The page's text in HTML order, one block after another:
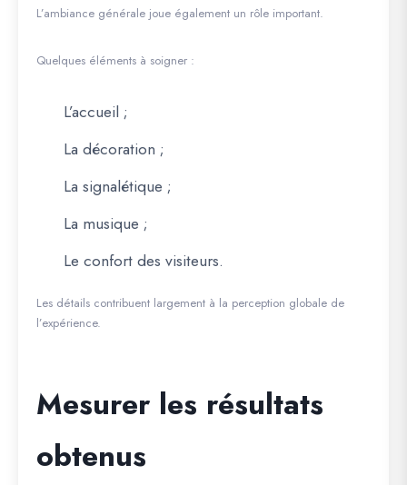
L’ambiance générale joue également un rôle important.
Quelques éléments à soigner :
L’accueil ;
La décoration ;
La signalétique ;
La musique ;
Le confort des visiteurs.
Les détails contribuent largement à la perception globale de
l’expérience.
Mesurer les résultats
obtenus